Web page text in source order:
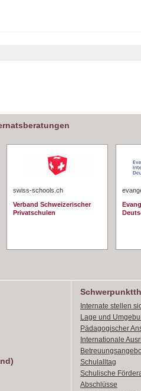
swiss-schools.ch
Verband Schweizerischer
Privatschulen
Internate stellen
Lage und
Pädagogischer
Internationale
Schulalltag
Schulische
Abschlüsse